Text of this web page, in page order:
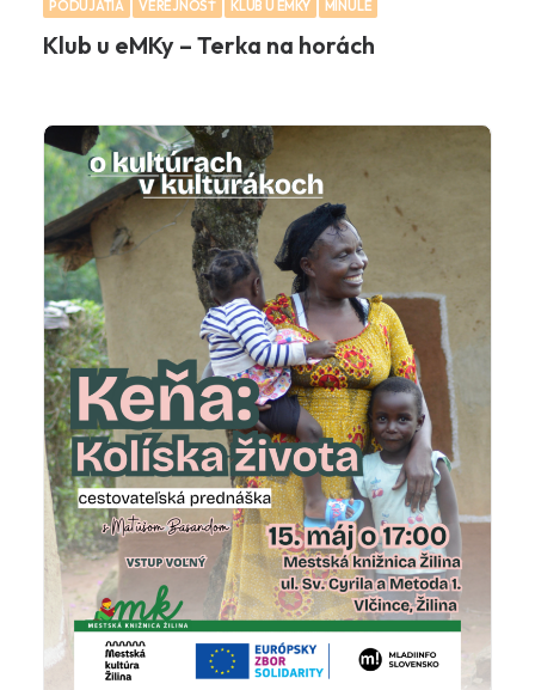
PODUJATIA VEREJNOSŤ KLUB U EMKY MINULÉ
Klub u eMKy – Terka na horách